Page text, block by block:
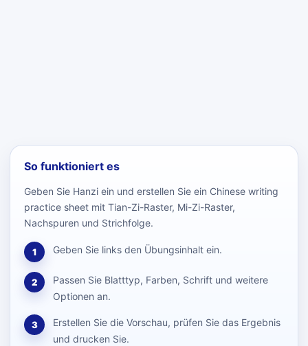
So funktioniert es
Geben Sie Hanzi ein und erstellen Sie ein Chinese writing
practice sheet mit Tian-Zi-Raster, Mi-Zi-Raster,
Nachspuren und Strichfolge.
1 Geben Sie links den Übungsinhalt ein.
2
Passen Sie Blatttyp, Farben, Schrift und weitere
Optionen an.
3
Erstellen Sie die Vorschau, prüfen Sie das Ergebnis
und drucken Sie.